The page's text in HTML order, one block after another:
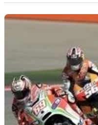
sur le paddock du mondial.